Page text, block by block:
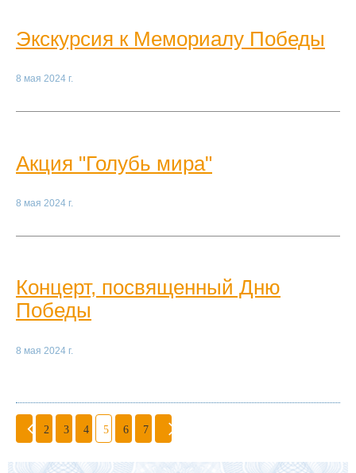
Экскурсия к Мемориалу Победы
8 мая 2024 г.
Акция "Голубь мира"
8 мая 2024 г.
Концерт, посвященный Дню
Победы
8 мая 2024 г.
2 3 4 5 6 7